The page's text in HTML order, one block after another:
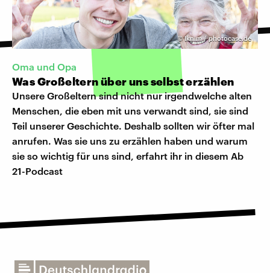
©Iknim / photocase.de
Oma und Opa
Was Großeltern über uns selbst erzählen
Unsere Großeltern sind nicht nur irgendwelche alten
Menschen, die eben mit uns verwandt sind, sie sind
Teil unserer Geschichte. Deshalb sollten wir öfter mal
anrufen. Was sie uns zu erzählen haben und warum
sie so wichtig für uns sind, erfahrt ihr in diesem Ab
21-Podcast